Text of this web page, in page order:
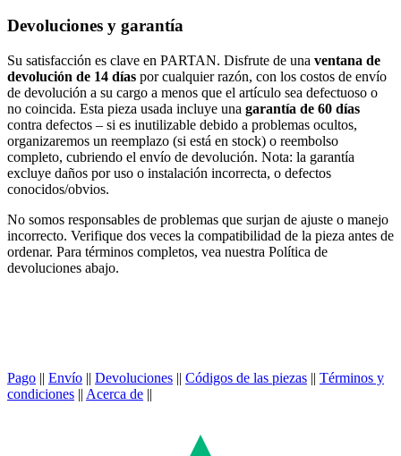
Devoluciones y garantía
Su satisfacción es clave en PARTAN. Disfrute de una ventana de
devolución de 14 días por cualquier razón, con los costos de envío
de devolución a su cargo a menos que el artículo sea defectuoso o
no coincida. Esta pieza usada incluye una garantía de 60 días
contra defectos – si es inutilizable debido a problemas ocultos,
organizaremos un reemplazo (si está en stock) o reembolso
completo, cubriendo el envío de devolución. Nota: la garantía
excluye daños por uso o instalación incorrecta, o defectos
conocidos/obvios.
No somos responsables de problemas que surjan de ajuste o manejo
incorrecto. Verifique dos veces la compatibilidad de la pieza antes de
ordenar. Para términos completos, vea nuestra Política de
devoluciones abajo.
Pago || Envío || Devoluciones || Códigos de las piezas || Términos y
condiciones || Acerca de ||